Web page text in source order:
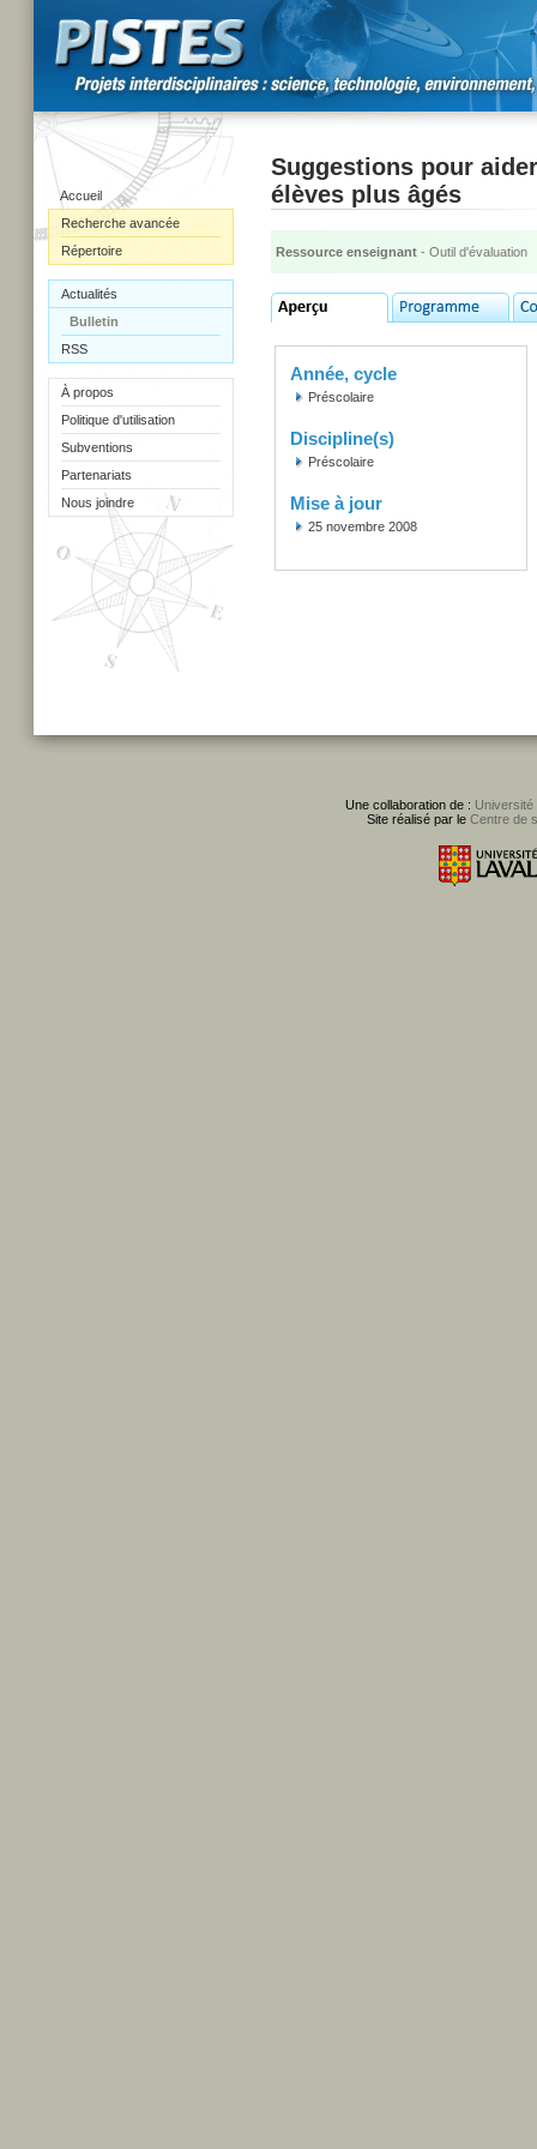
Accueil
Recherche avancée
Répertoire
Actualités
Bulletin
RSS
À propos
Politique d'utilisation
Subventions
Partenariats
Nous joindre
Suggestions pour
élèves plus âgés
Ressource enseignant - Outil d'évaluation
Année, cycle
Préscolaire
Discipline(s)
Préscolaire
Mise à jour
25 novembre 2008
Une collaboration de : Université
Site réalisé par le Centre de